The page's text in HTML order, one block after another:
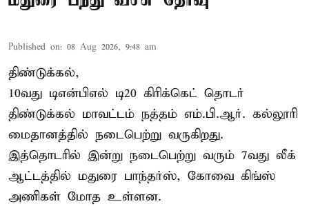
Published on: 08 Aug 2026, 9:48 am
திண்டுக்கல்,
10வது டிஎன்பிஎல் டி20 கிரிக்கெட் தொடர்
திண்டுக்கல் மாவட்டம் நத்தம் எம்.பி.ஆர். கல்லூரி
மைதானத்தில் நடைபெற்று வருகிறது.
இத்தொடரில் இன்று நடைபெற்று வரும் 7வது லீக்
ஆட்டத்தில் மதுரை பாந்தர்ஸ், கோவை கிங்ஸ்
அணிகள் மோத உள்ளன.